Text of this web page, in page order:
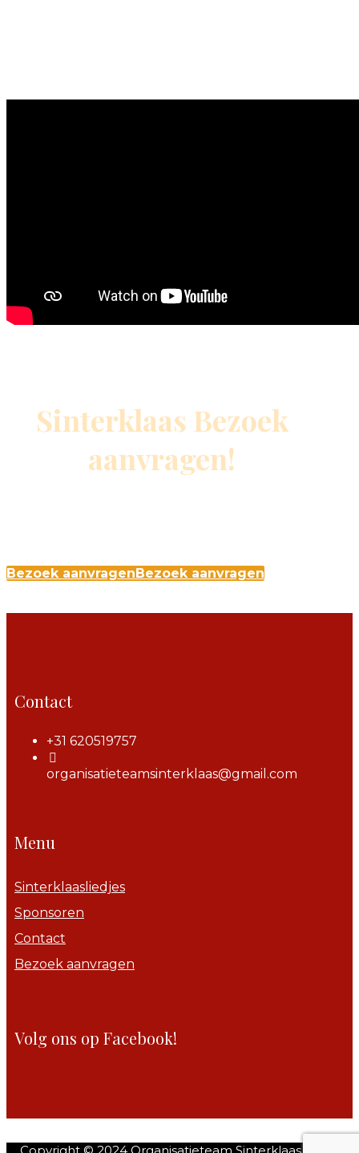
Sinterklaas Bezoek
aanvragen!
Bezoek aanvragenBezoek aanvragen
Contact
+31 620519757
organisatieteamsinterklaas@gmail.com
Menu
Sinterklaasliedjes
Sponsoren
Contact
Bezoek aanvragen
Volg ons op Facebook!